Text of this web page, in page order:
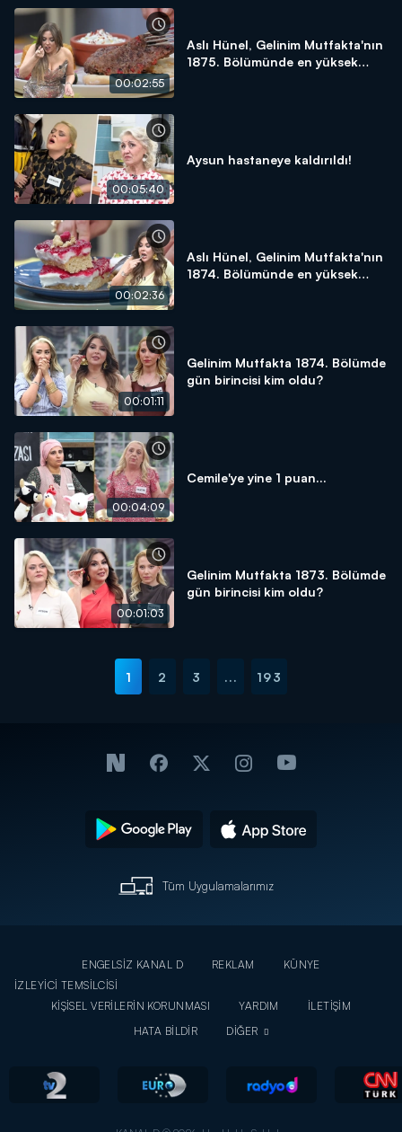
00:02:55
Aslı Hünel, Gelinim Mutfakta'nın
1875. Bölümünde en yüksek
00:05:40
Aysun hastaneye kaldırıldı!
00:02:36
Aslı Hünel, Gelinim Mutfakta'nın
1874. Bölümünde en yüksek
00:01:11
Gelinim Mutfakta 1874. Bölümde
gün birincisi kim oldu?
00:04:09
Cemile'ye yine 1 puan...
00:01:03
Gelinim Mutfakta 1873. Bölümde
gün birincisi kim oldu?
1 2 3 ... 193
Tüm Uygulamalarımız
ENGELSİZ KANAL D REKLAM
KÜNYE
İZLEYİCİ TEMSİLCİSİ
KİŞİSEL VERİLERİN KORUNMASI
YARDIM
İLETİŞİM
HATA BİLDİR
DİĞER